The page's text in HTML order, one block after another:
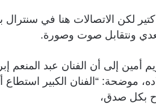
لكن الاتصالات هنا في
ونتقابل صوت وصورة.
أمين إلى أن الفنان عبد المنعم
موضحة: “الفنان الكبير
بكل صدق،